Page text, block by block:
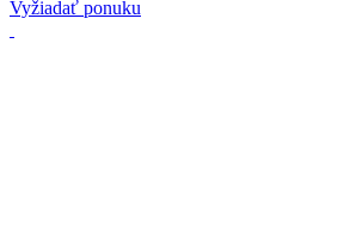
Vyžiadať ponuku